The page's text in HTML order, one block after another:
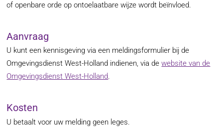
of openbare orde op ontoelaatbare wijze wordt beïnvloed.
Aanvraag
U kunt een kennisgeving via een meldingsformulier bij de
Omgevingsdienst West-Holland indienen, via dewebsite van de
Omgevingsdienst West-Holland.
Kosten
U betaalt voor uw melding geen leges.